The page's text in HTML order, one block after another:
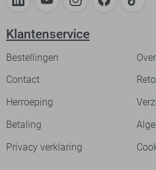
Klantenservice
Bestellingen
Contact
Herroeping
Betaling
Privacy verklaring